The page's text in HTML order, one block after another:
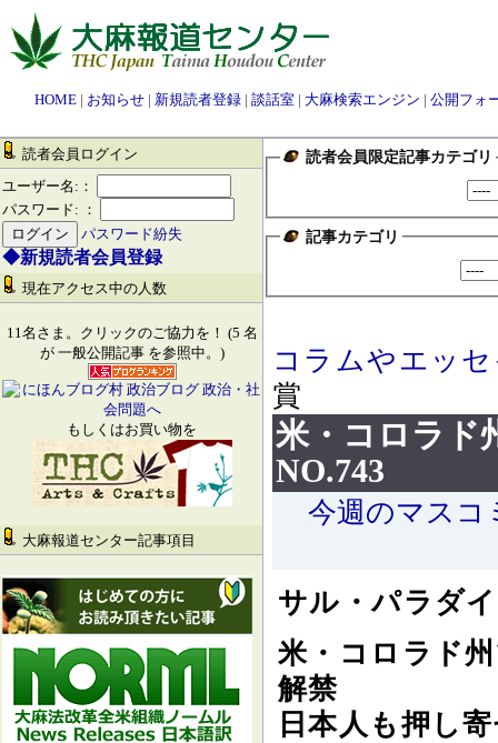
HOME | お知らせ | 新規読者登録 | 談話室 | 大麻検索エンジン | 公開フォ
読者会員ログイン
ユーザー名:：
パスワード: ：
パスワード紛失
◆新規読者会員登録
現在アクセス中の人数
11名さま。クリックのご協力を！ (5 名
が 一般公開記事 を参照中。)
もしくはお買い物を
大麻報道センター記事項目
読者会員限定記事カテゴリ
記事カテゴリ
コラムやエッ
賞
米・コロラド
NO.743
今週のマスコ
サル・パラダ
米・コロラド
解禁
日本人も押し